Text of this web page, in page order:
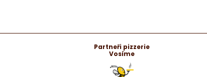
Partneři pizzerie
Vosíme